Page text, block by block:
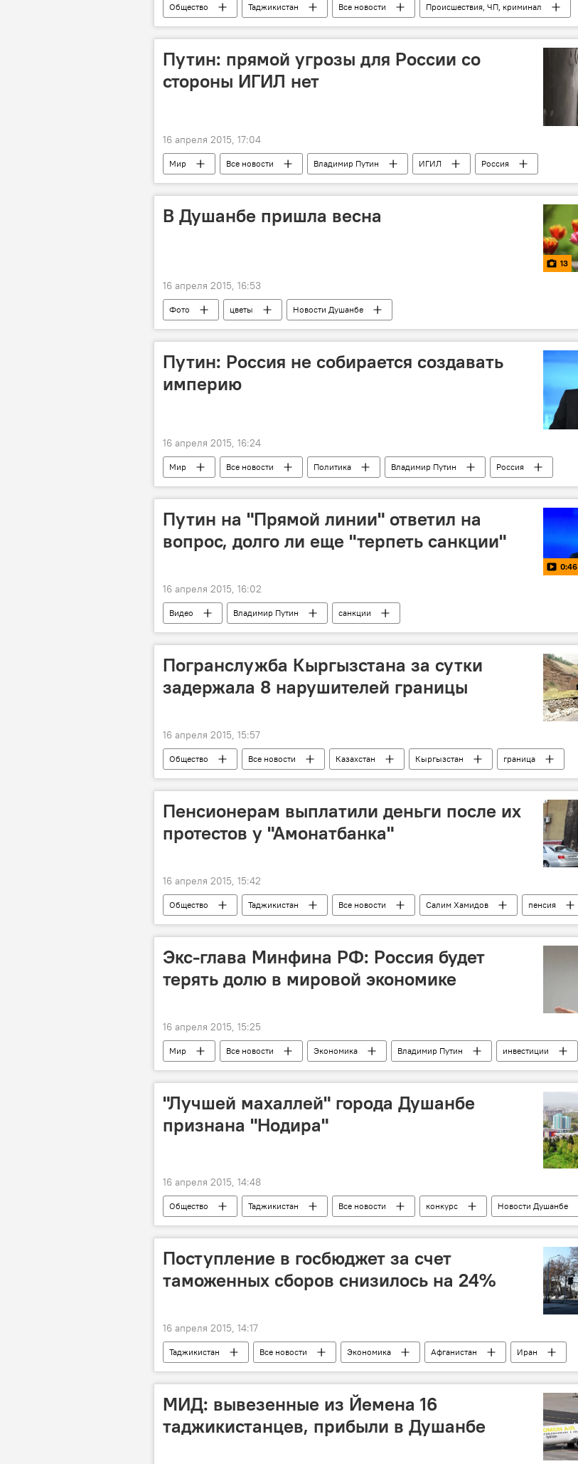
Общество Таджикистан Все новости
Происшествия, ЧП, криминал
Новости Душанбе
Махмадсаид Убайдуллоев
Путин: прямой угрозы для России со
стороны ИГИЛ нет
16 апреля 2015, 17:04
Мир Все новости Владимир Путин ИГИЛ
Россия
Таджикистан
граница ОДКБ
В Душанбе пришла весна
13
16 апреля 2015, 16:53
Фото цветы Новости Душанбе
Путин: Россия не собирается создавать
империю
16 апреля 2015, 16:24
Мир Все новости Политика Владимир Путин Россия
Путин на "Прямой линии" ответил на
вопрос, долго ли еще "терпеть санкции"
0:46
16 апреля 2015, 16:02
Видео Владимир Путин санкции
Погранслужба Кыргызстана за сутки
задержала 8 нарушителей границы
16 апреля 2015, 15:57
Общество Все новости Казахстан Кыргызстан
граница
Таджикистан
Таджикско-кыргызская граница: последние новости
ОДКБ
Пенсионерам выплатили деньги после их
протестов у "Амонатбанка"
16 апреля 2015, 15:42
Общество Таджикистан Все новости Салим Хамидов
пенсия
Новости Душанбе
Экс-глава Минфина РФ: Россия будет
терять долю в мировой экономике
16 апреля 2015, 15:25
Мир Все новости Экономика Владимир Путин
инвестиции
технический процесс
Россия ВВП
"Лучшей махаллей" города Душанбе
признана "Нодира"
16 апреля 2015, 14:48
Общество Таджикистан Все новости конкурс
Новости Душанбе
Махмадсаид Убайдуллоев
Поступление в госбюджет за счет
таможенных сборов снизилось на 24%
16 апреля 2015, 14:17
Таджикистан Все новости Экономика Афганистан
Иран
Казахстан
Швейцария Китай Турция Литва
ОАЭ
Таможенная служба Таджикистана
МИД: вывезенные из Йемена 16
таджикистанцев, прибыли в Душанбе